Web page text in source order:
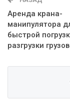
Аренда крана-
манипулятора
быстрой
разгрузки грузов